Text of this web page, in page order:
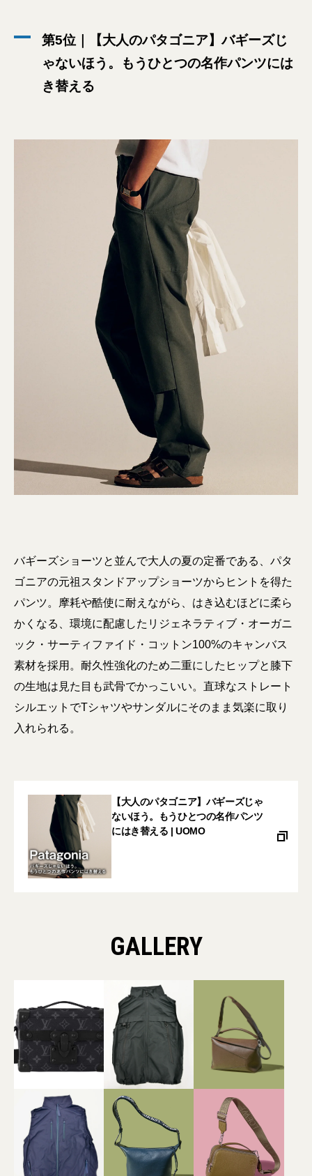
第5位｜【大人のパタゴニア】バギーズじ
ゃないほう。もうひとつの名作パンツには
き替える
バギーズショーツと並んで大人の夏の定番である、パタ
ゴニアの元祖スタンドアップショーツからヒントを得た
パンツ。摩耗や酷使に耐えながら、はき込むほどに柔ら
かくなる、環境に配慮したリジェネラティブ・オーガニ
ック・サーティファイド・コットン100%のキャンバス
素材を採用。耐久性強化のため二重にしたヒップと膝下
の生地は見た目も武骨でかっこいい。直球なストレート
シルエットでTシャツやサンダルにそのまま気楽に取り
入れられる。
【大人のパタゴニア】バギーズじゃ
ないほう。もうひとつの名作パンツ
にはき替える | UOMO
GALLERY